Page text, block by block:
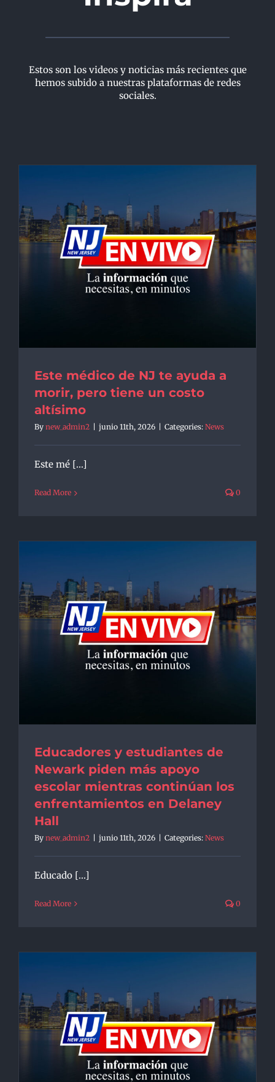
Estos son los videos y noticias más recientes que
hemos subido a nuestras plataformas de redes
sociales.
Este médico de NJ te ayuda a
morir, pero tiene un costo
altísimo
By new_admin2 junio 11th, 2026 Categories: News
Este mé [...]
Read More 0
Educadores y estudiantes de
Newark piden más apoyo
escolar mientras continúan los
enfrentamientos en Delaney
Hall
By new_admin2 | junio 11th, 2026 | Categories: News
Educado [...]
Read More 0